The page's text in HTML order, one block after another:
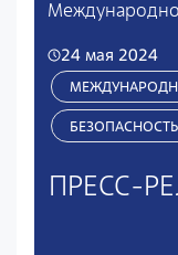
24 мая 2024
БЕЗОПАСНОСТЬ
ПРЕСС-